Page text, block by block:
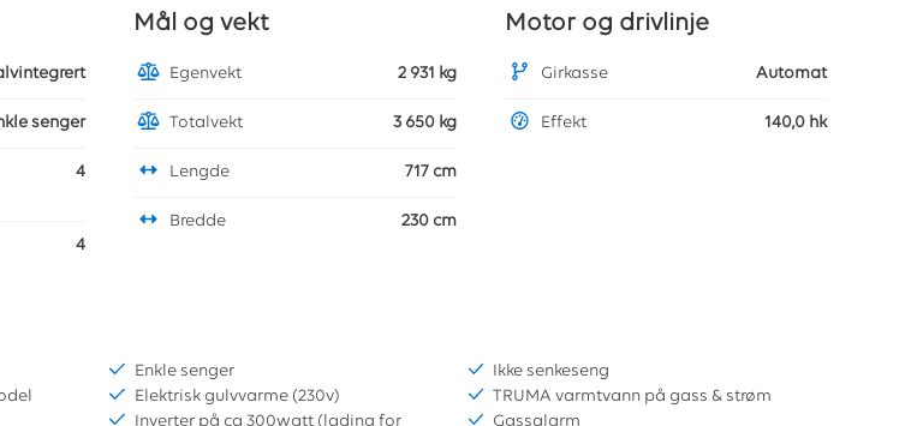
senger
4
4
Mål og vekt
Egenvekt 2 931 kg
Totalvekt 3 650 kg
Lengde 717 cm
Bredde 230 cm
Motor og drivlinje
Girkasse Automat
Effekt 140,0 hk
Enkle senger
Ikke senkeseng
Elektrisk gulvvarme (230v)
TRUMA varmtvann på gass & strøm
Inverter på ca 300watt (lading for
Gassalarm